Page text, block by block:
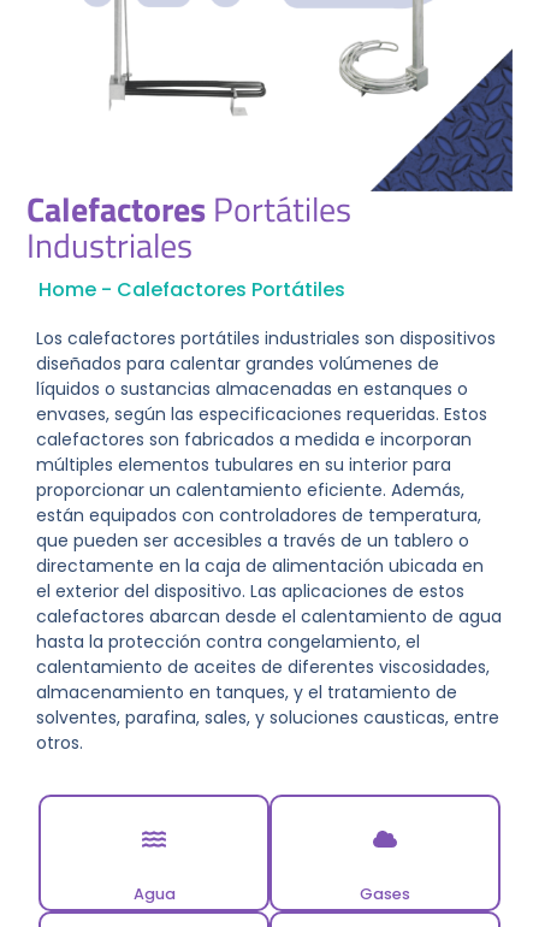
CalefactoresPortátiles
Industriales
Home - Calefactores Portátiles
Los calefactores portátiles industriales son dispositivos
diseñados para calentar grandes volúmenes de
líquidos o sustancias almacenadas en estanques o
envases, según las especificaciones requeridas. Estos
calefactores son fabricados a medida e incorporan
múltiples elementos tubulares en su interior para
proporcionar un calentamiento eficiente. Además,
están equipados con controladores de temperatura,
que pueden ser accesibles a través de un tablero o
directamente en la caja de alimentación ubicada en
el exterior del dispositivo. Las aplicaciones de estos
calefactores abarcan desde el calentamiento de agua
hasta la protección contra congelamiento, el
calentamiento de aceites de diferentes viscosidades,
almacenamiento en tanques, y el tratamiento de
solventes, parafina, sales, y soluciones causticas, entre
otros.
Agua Gases